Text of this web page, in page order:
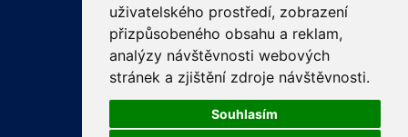
uživatelského prostředí, zobrazení
přizpůsobeného obsahu a reklam,
analýzy návštěvnosti webových
stránek a zjištění zdroje návštěvnosti.
Souhlasím
PRO VEŘEJNOST
VZDĚLÁVÁNÍ